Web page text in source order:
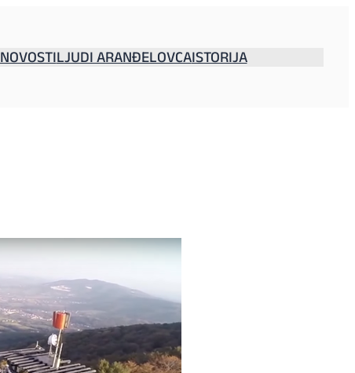
NOVOSTILJUDI ARANĐELOVCAISTORIJA